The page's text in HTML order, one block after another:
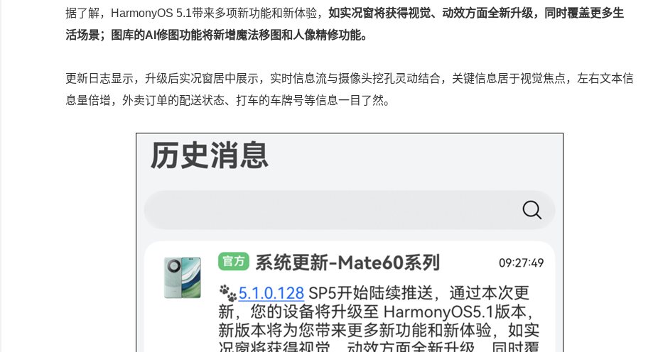
据了解，HarmonyOS 5.1带来多项新功能和新体验， 如实况窗将获得视觉、动效方面全新升级，同时覆盖更多生
活场景；图库的AI修图功能将新增魔法移图和人像精修功能。
更新日志显示，升级后实况窗居中展示，实时信息流与摄像头挖孔灵动结合，关键信息居于视觉焦点，左右文本信
息量倍增，外卖订单的配送状态、打车的车牌号等信息一目了然。